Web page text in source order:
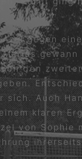
gegen
den
sich. Auch
klaren
von Sophie